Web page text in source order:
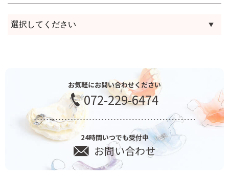
お気軽にお問い合わせください
072-229-6474
24時間いつでも受付中
お問い合わせ